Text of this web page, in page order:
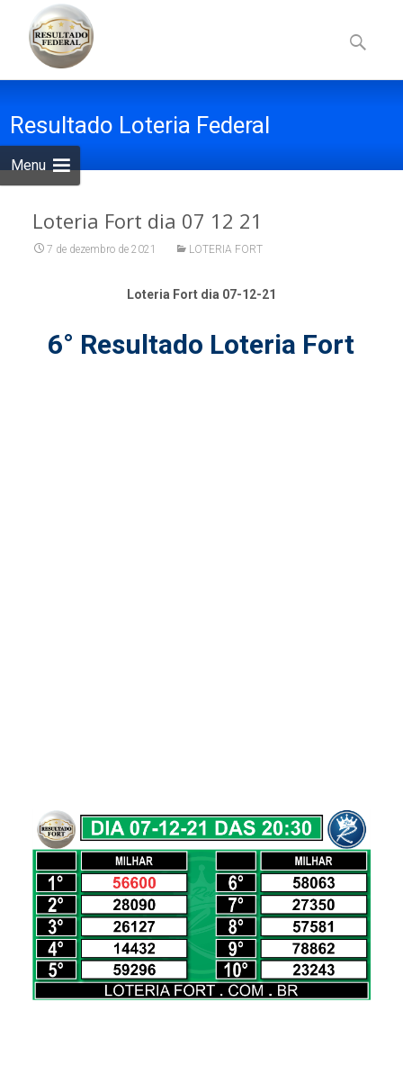
Menu
to
content
por:
Resultado Loteria Federal
Loteria Fort dia 07 12 21
7 de dezembro de 2021 LOTERIA FORT
Loteria Fort dia 07-12-21
6° Resultado Loteria Fort